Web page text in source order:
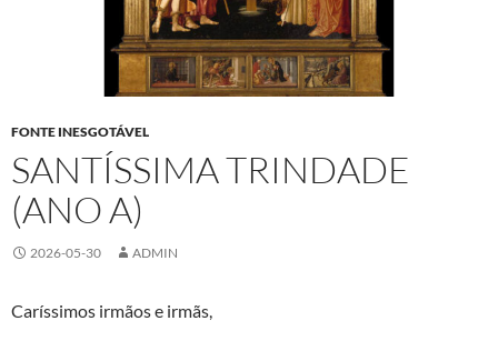
FONTE INESGOTÁVEL
SANTÍSSIMA TRINDADE
(ANO A)
2026-05-30 ADMIN
Caríssimos irmãos e irmãs,